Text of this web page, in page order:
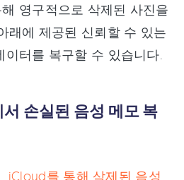
영구적으로 삭제된 사진을
래에 제공된 신뢰할 수 있는
터를 복구할 수 있습니다.
손실된 음성 메모 복
iCloud를 통해 삭제된 음성